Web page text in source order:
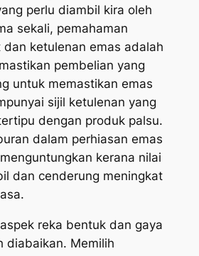
perlu diambil kira oleh
sekali, pemahaman
dan ketulenan emas adalah
pembelian yang
untuk memastikan emas
sijil ketulenan yang
dengan produk palsu.
dalam perhiasan emas
kerana nilai
dan cenderung meningkat
reka bentuk dan gaya
diabaikan. Memilih